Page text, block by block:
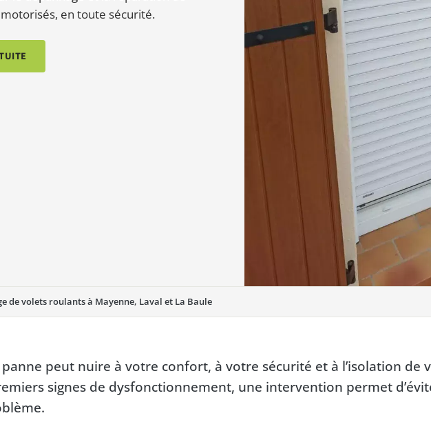
en toute sécurité.
de volets roulants à Mayenne, Laval et La Baule
peut nuire à votre confort, à votre sécurité et à l’isolation de
signes de dysfonctionnement, une intervention permet